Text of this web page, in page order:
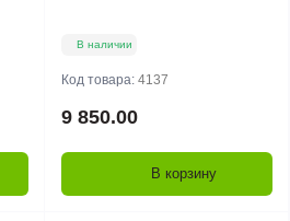
В наличии
Код товара: 4137
9 850.00
В корзину